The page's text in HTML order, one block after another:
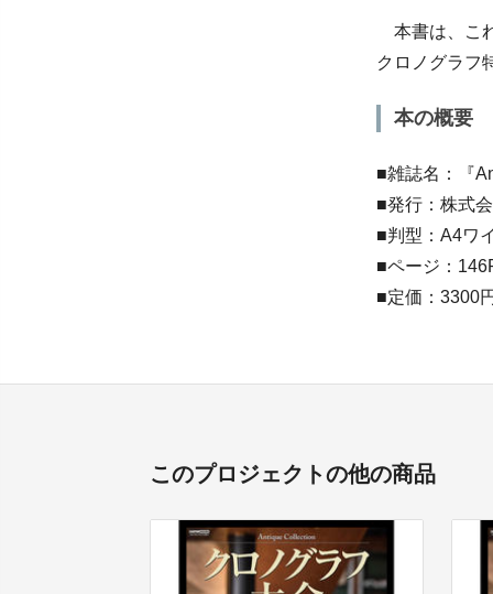
本書は、こ
クロノグラフ
本の概要
■雑誌名：『
■発行：株式
■判型：A4ワ
■ページ：
■定価：3300
このプロジェクトの他の商品